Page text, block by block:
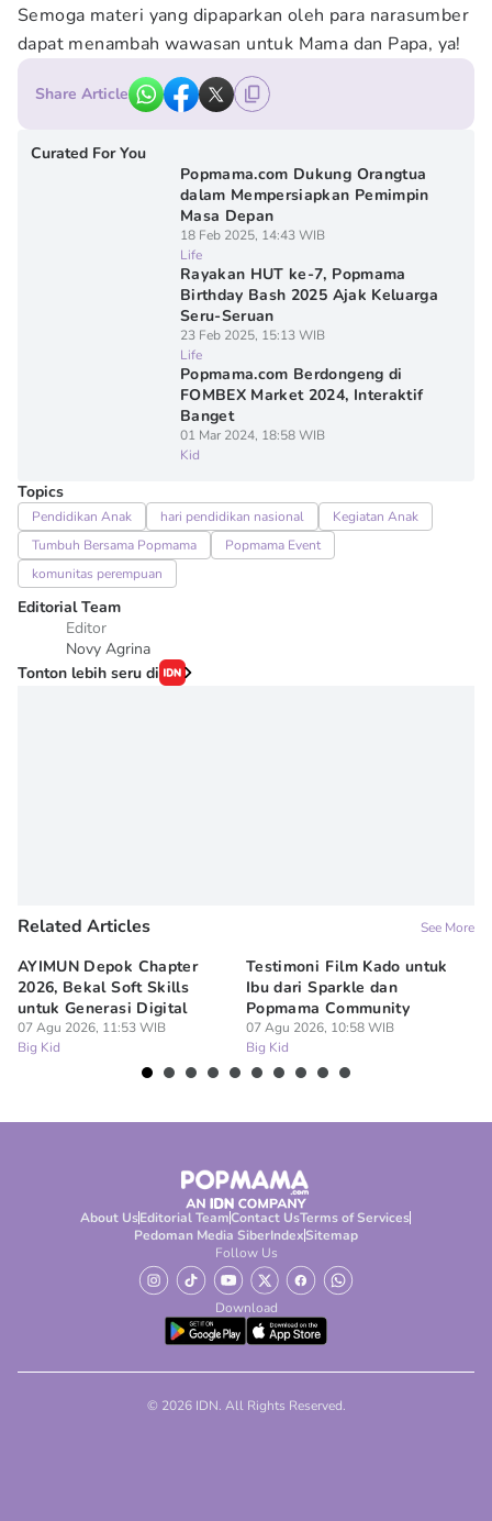
Semoga materi yang dipaparkan oleh para narasumber
dapat menambah wawasan untuk Mama dan Papa, ya!
Share Article
Curated For You
Popmama.com Dukung Orangtua
dalam Mempersiapkan Pemimpin
Masa Depan
18 Feb 2025, 14:43 WIB
Life
Rayakan HUT ke-7, Popmama
Birthday Bash 2025 Ajak Keluarga
Seru-Seruan
23 Feb 2025, 15:13 WIB
Life
Popmama.com Berdongeng di
FOMBEX Market 2024, Interaktif
Banget
01 Mar 2024, 18:58 WIB
Kid
Topics
Pendidikan Anak hari pendidikan nasional
Kegiatan Anak
Tumbuh Bersama Popmama
Popmama Event
komunitas perempuan
Editorial Team
Editor
Novy Agrina
Tonton lebih seru di
Related Articles See More
AYIMUN Depok Chapter
2026, Bekal Soft Skills
untuk Generasi Digital
07 Agu 2026, 11:53 WIB
Big Kid
Testimoni Film Kado untuk
Ibu dari Sparkle dan
Popmama Community
07 Agu 2026, 10:58 WIB
Big Kid
About UsEditorial TeamContact UsTerms of Services
Pedoman Media SiberIndexSitemap
Follow Us
Download
© 2026 IDN. All Rights Reserved.